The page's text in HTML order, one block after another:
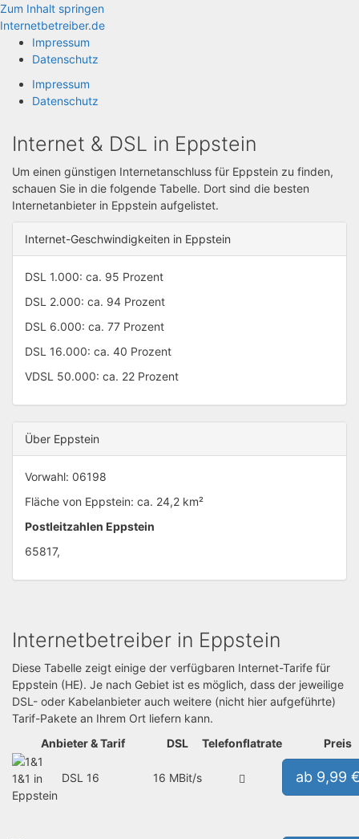
Zum Inhalt springen
Internetbetreiber.de
Impressum
Datenschutz
Impressum
Datenschutz
Internet & DSL in Eppstein
Um einen günstigen Internetanschluss für Eppstein zu finden,
schauen Sie in die folgende Tabelle. Dort sind die besten
Internetanbieter in Eppstein aufgelistet.
Internet-Geschwindigkeiten in Eppstein
DSL 1.000: ca. 95 Prozent
DSL 2.000: ca. 94 Prozent
DSL 6.000: ca. 77 Prozent
DSL 16.000: ca. 40 Prozent
VDSL 50.000: ca. 22 Prozent
Über Eppstein
Vorwahl: 06198
Fläche von Eppstein: ca. 24,2 km²
Postleitzahlen Eppstein
65817,
Internetbetreiber in Eppstein
Diese Tabelle zeigt einige der verfügbaren Internet-Tarife für
Eppstein (HE). Je nach Gebiet ist es möglich, dass der jeweilige
DSL- oder Kabelanbieter auch weitere (nicht hier aufgeführte)
Tarif-Pakete an Ihrem Ort liefern kann.
Anbieter & Tarif
DSL Telefonflatrate Preis
1&1 in
Eppstein
DSL 16 16 MBit/s ab 9,99